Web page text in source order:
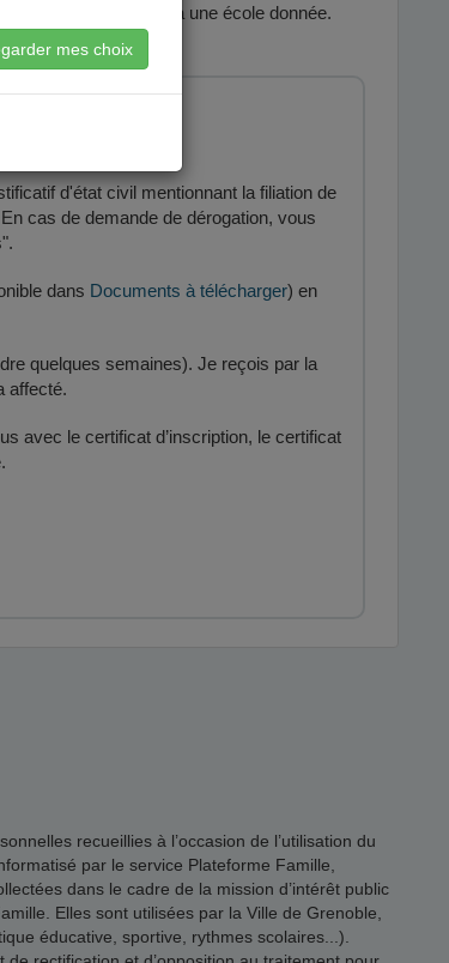
adresses affectées à une école donnée.
d'état civil mentionnant la filiation de
cas de demande de dérogation, vous
dans Documents à télécharger) en
quelques semaines). Je reçois par la
affecté.
avec le certificat d’inscription, le certificat
recueillies à l’occasion de l’utilisation du
par le service Plateforme Famille,
dans le cadre de la mission d’intérêt public
Elles sont utilisées par la Ville de Grenoble,
éducative, sportive, rythmes scolaires...).
mes choix